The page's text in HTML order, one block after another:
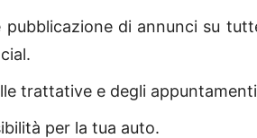
pubblicazione di annunci su
trattative e degli
per la tua auto.